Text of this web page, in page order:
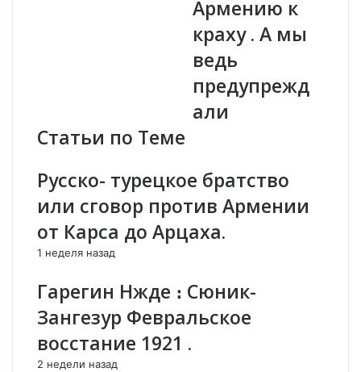
р
в
и
е
н
е
А
Т
ь
е
-
А
м
а
с
а
н
В
Армению к
краху . А мы
ведь
предупрежд
али
Статьи по Теме
Русско- турецкое братство
или сговор против Армении
от Карса до Арцаха.
1 неделя назад
Гарегин Нжде ։ Сюник-
Зангезур Февральское
восстание 1921 .
2 недели назад